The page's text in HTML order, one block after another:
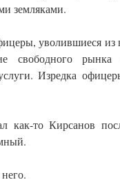
земляками.
уволившиеся
свободного
Изредка
то Кирсанов